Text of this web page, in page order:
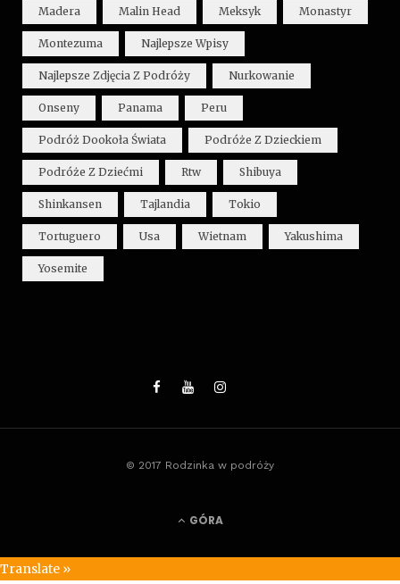
Madera Malin Head Meksyk Monastyr
Montezuma Najlepsze Wpisy
Najlepsze Zdjęcia Z Podróży Nurkowanie
Onseny Panama Peru
Podróż Dookoła Świata Podróże Z Dzieckiem
Podróże Z Dziećmi Rtw Shibuya
Shinkansen Tajlandia Tokio
Tortuguero Usa Wietnam Yakushima
Yosemite
© 2017 Rodzinka w podróży
GÓRA
Translate »